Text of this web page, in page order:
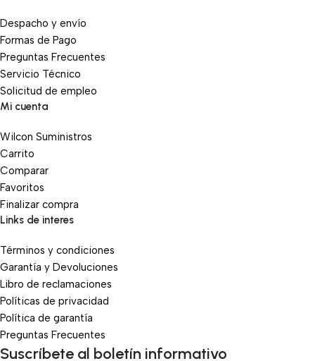
Despacho y envío
Formas de Pago
Preguntas Frecuentes
Servicio Técnico
Solicitud de empleo
Mi cuenta
Wilcon Suministros
Carrito
Comparar
Favoritos
Finalizar compra
Links de interes
Términos y condiciones
Garantía y Devoluciones
Libro de reclamaciones
Políticas de privacidad
Política de garantía
Preguntas Frecuentes
Suscríbete al boletín informativo